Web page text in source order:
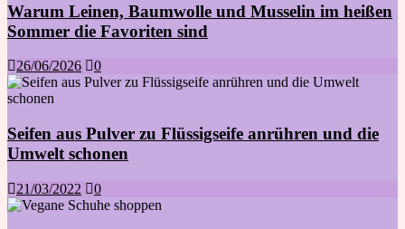
Warum Leinen, Baumwolle und Musselin im heißen
Sommer die Favoriten sind
26/06/2026 0
Seifen aus Pulver zu Flüssigseife anrühren und die
Umwelt schonen
21/03/2022 0